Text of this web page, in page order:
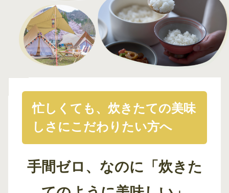
忙しくても、炊きたての美味
しさにこだわりたい方へ
手間ゼロ、なのに「炊きた